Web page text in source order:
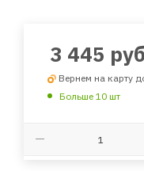
3 445
Вернем на карту
Больше 10 шт